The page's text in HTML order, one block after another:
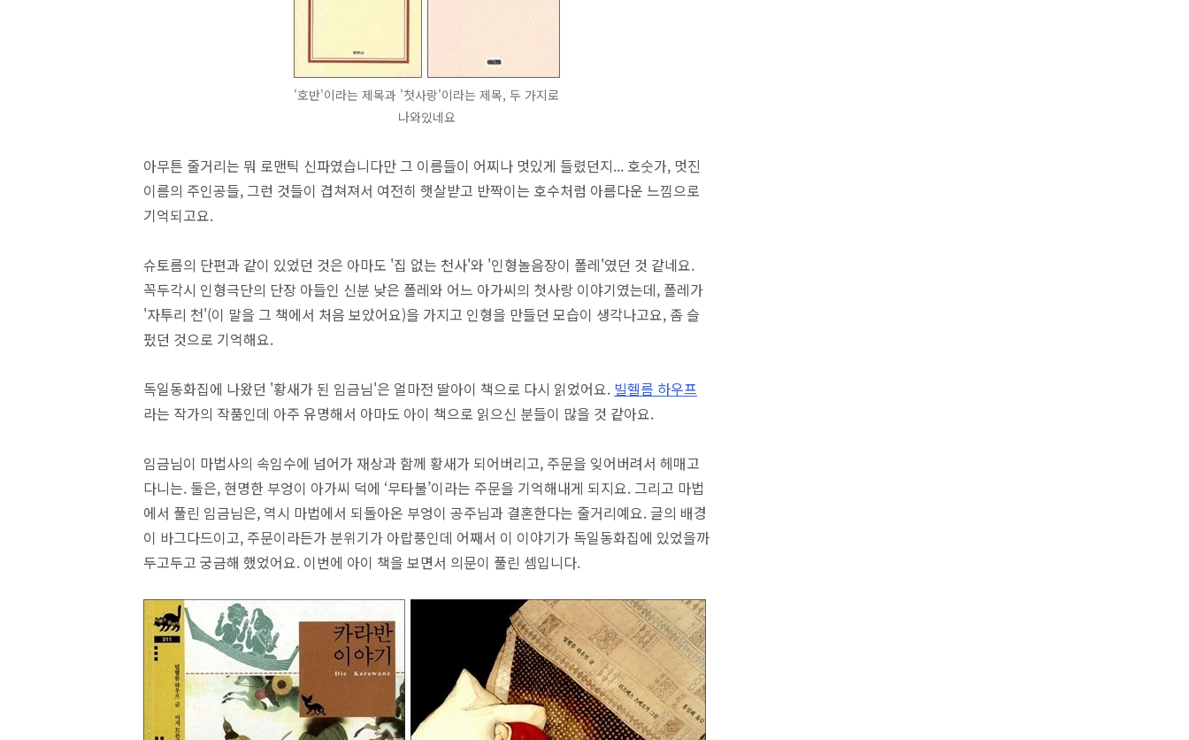
'호반'이라는 제목과 '첫사랑'이라는 제목, 두 가지로
나와있네요
아무튼 줄거리는 뭐 로맨틱 신파였습니다만 그 이름들이 어찌나 멋있게 들렸던지... 호숫가, 멋진
이름의 주인공들, 그런 것들이 겹쳐져서 여전히 햇살받고 반짝이는 호수처럼 아름다운 느낌으로
기억되고요.
슈토름의 단편과 같이 있었던 것은 아마도 '집 없는 천사'와 '인형놀음장이 폴레'였던 것 같네요.
꼭두각시 인형극단의 단장 아들인 신분 낮은 폴레와 어느 아가씨의 첫사랑 이야기였는데, 폴레가
'자투리 천'(이 말을 그 책에서 처음 보았어요)을 가지고 인형을 만들던 모습이 생각나고요, 좀 슬
펐던 것으로 기억해요.
독일동화집에 나왔던 '황새가 된 임금님'은 얼마전 딸아이 책으로 다시 읽었어요. 빌헬름 하우프
라는 작가의 작품인데 아주 유명해서 아마도 아이 책으로 읽으신 분들이 많을 것 같아요.
임금님이 마법사의 속임수에 넘어가 재상과 함께 황새가 되어버리고, 주문을 잊어버려서 헤매고
다니는. 둘은, 현명한 부엉이 아가씨 덕에 ‘무타불’이라는 주문을 기억해내게 되지요. 그리고 마법
에서 풀린 임금님은, 역시 마법에서 되돌아온 부엉이 공주님과 결혼한다는 줄거리예요. 글의 배경
이 바그다드이고, 주문이라든가 분위기가 아랍풍인데 어째서 이 이야기가 독일동화집에 있었을까
두고두고 궁금해 했었어요. 이번에 아이 책을 보면서 의문이 풀린 셈입니다.